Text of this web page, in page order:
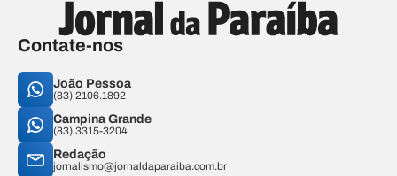
Contate-nos
João Pessoa
(83) 2106.1892
Campina Grande
(83) 3315-3204
Redação
jornalismo@jornaldaparaiba.com.br